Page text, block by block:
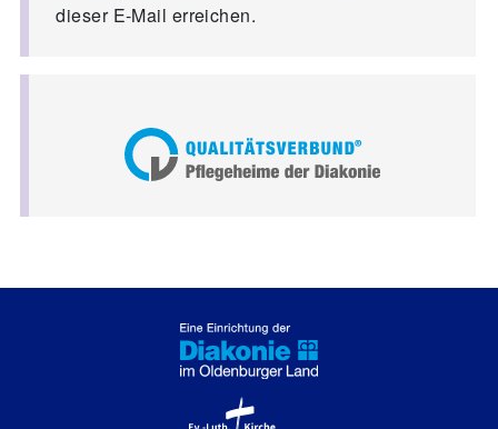
dieser E-Mail erreichen.